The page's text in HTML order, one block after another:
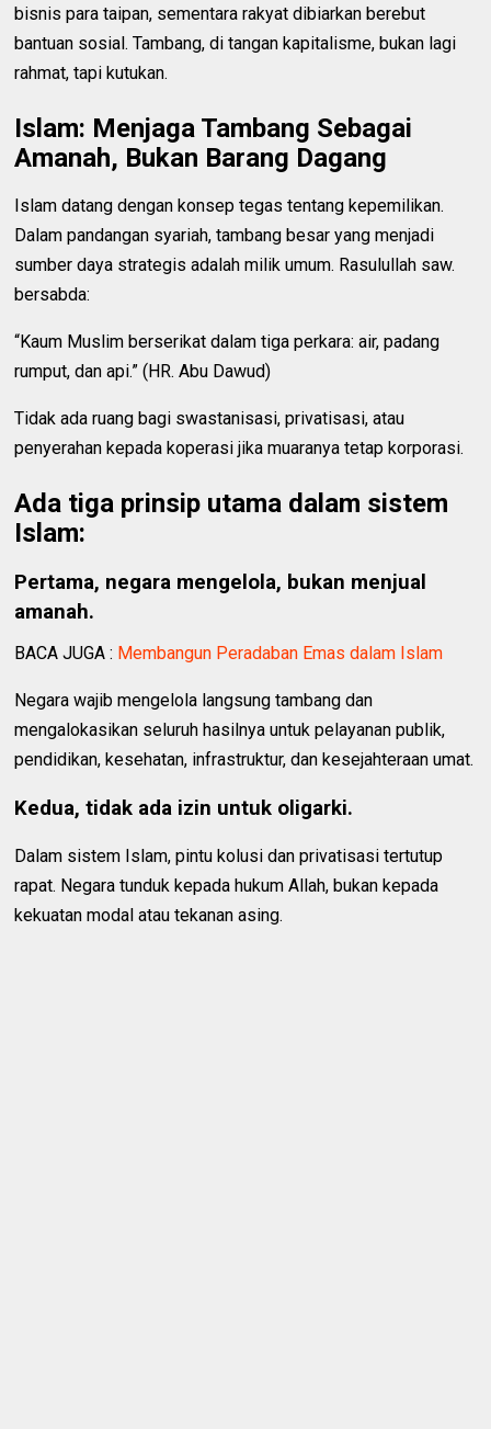
bisnis para taipan, sementara rakyat dibiarkan berebut
bantuan sosial. Tambang, di tangan kapitalisme, bukan lagi
rahmat, tapi kutukan.
Islam: Menjaga Tambang Sebagai
Amanah, Bukan Barang Dagang
Islam datang dengan konsep tegas tentang kepemilikan.
Dalam pandangan syariah, tambang besar yang menjadi
sumber daya strategis adalah milik umum. Rasulullah saw.
bersabda:
“Kaum Muslim berserikat dalam tiga perkara: air, padang
rumput, dan api.” (HR. Abu Dawud)
Tidak ada ruang bagi swastanisasi, privatisasi, atau
penyerahan kepada koperasi jika muaranya tetap korporasi.
Ada tiga prinsip utama dalam sistem
Islam:
Pertama, negara mengelola, bukan menjual
amanah.
BACA JUGA : Membangun Peradaban Emas dalam Islam
Negara wajib mengelola langsung tambang dan
mengalokasikan seluruh hasilnya untuk pelayanan publik,
pendidikan, kesehatan, infrastruktur, dan kesejahteraan umat.
Kedua, tidak ada izin untuk oligarki.
Dalam sistem Islam, pintu kolusi dan privatisasi tertutup
rapat. Negara tunduk kepada hukum Allah, bukan kepada
kekuatan modal atau tekanan asing.